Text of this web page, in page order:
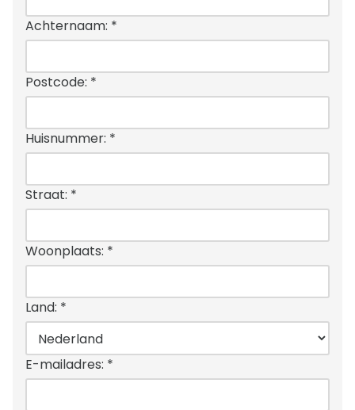
Achternaam: *
Postcode: *
Huisnummer: *
Straat: *
Woonplaats: *
Land: *
E-mailadres: *